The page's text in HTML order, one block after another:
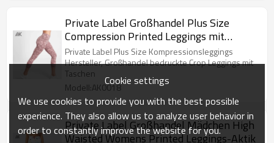
Private Label Großhandel Plus Size
Compression Printed Leggings mit
Taschen-Aktik
Private Label Plus Size Kompressionsleggings
Hersteller, Großhandel bedruckte Crop Leggings mit
Taschen
Modell:AK0018
Private Label Großhandel Mädchen High
Waisted Womens Printed Leggings-Aktik
Cookie settings
We use cookies to provide you with the best possible
experience. They also allow us to analyze user behavior in
order to constantly improve the website for you.